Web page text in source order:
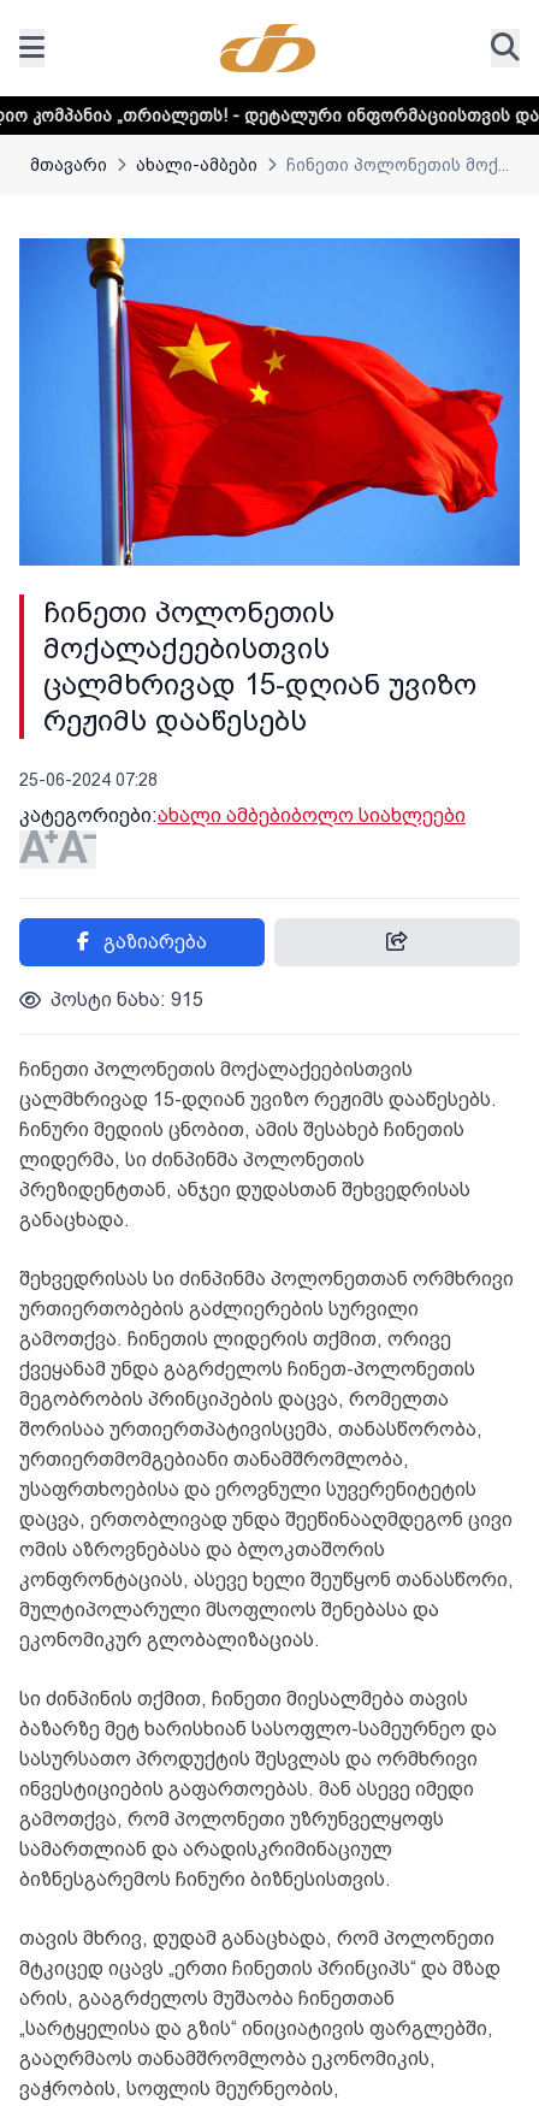
- დეტალური ინფორმაციისთვის დააკლიკეთ ლინკს
მთავარი ახალი-ამბები ჩინეთი პოლონეთის მოქ...
ჩინეთი პოლონეთის
მოქალაქეებისთვის
ცალმხრივად 15-დღიან უვიზო
რეჟიმს დააწესებს
25-06-2024 07:28
კატეგორიები:ახალი ამბებიბოლო სიახლეები
გაზიარება
პოსტი ნახა: 915
ჩინეთი პოლონეთის მოქალაქეებისთვის
ცალმხრივად 15-დღიან უვიზო რეჟიმს დააწესებს.
ჩინური მედიის ცნობით, ამის შესახებ ჩინეთის
ლიდერმა, სი ძინპინმა პოლონეთის
პრეზიდენტთან, ანჯეი დუდასთან შეხვედრისას
განაცხადა.
შეხვედრისას სი ძინპინმა პოლონეთთან ორმხრივი
ურთიერთობების გაძლიერების სურვილი
გამოთქვა. ჩინეთის ლიდერის თქმით, ორივე
ქვეყანამ უნდა გაგრძელოს ჩინეთ-პოლონეთის
მეგობრობის პრინციპების დაცვა, რომელთა
შორისაა ურთიერთპატივისცემა, თანასწორობა,
ურთიერთმომგებიანი თანამშრომლობა,
უსაფრთხოებისა და ეროვნული სუვერენიტეტის
დაცვა, ერთობლივად უნდა შეეწინააღმდეგონ ცივი
ომის აზროვნებასა და ბლოკთაშორის
კონფრონტაციას, ასევე ხელი შეუწყონ თანასწორი,
მულტიპოლარული მსოფლიოს შენებასა და
ეკონომიკურ გლობალიზაციას.
სი ძინპინის თქმით, ჩინეთი მიესალმება თავის
ბაზარზე მეტ ხარისხიან სასოფლო-სამეურნეო და
სასურსათო პროდუქტის შესვლას და ორმხრივი
ინვესტიციების გაფართოებას. მან ასევე იმედი
გამოთქვა, რომ პოლონეთი უზრუნველყოფს
სამართლიან და არადისკრიმინაციულ
ბიზნესგარემოს ჩინური ბიზნესისთვის.
თავის მხრივ, დუდამ განაცხადა, რომ პოლონეთი
მტკიცედ იცავს „ერთი ჩინეთის პრინციპს“ და მზად
არის, გააგრძელოს მუშაობა ჩინეთთან
„სარტყელისა და გზის“ ინიციატივის ფარგლებში,
გააღრმაოს თანამშრომლობა ეკონომიკის,
ვაჭრობის, სოფლის მეურნეობის,